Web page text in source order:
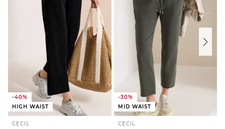
-40%
HIGH WAIST
CECIL
-30%
MID WAIST
CECIL